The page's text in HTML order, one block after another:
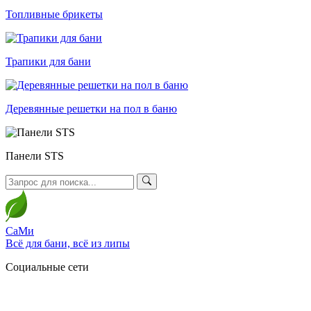
Топливные брикеты
Трапики для бани
Деревянные решетки на пол в баню
Панели STS
СаМи
Всё для бани, всё из липы
Социальные сети